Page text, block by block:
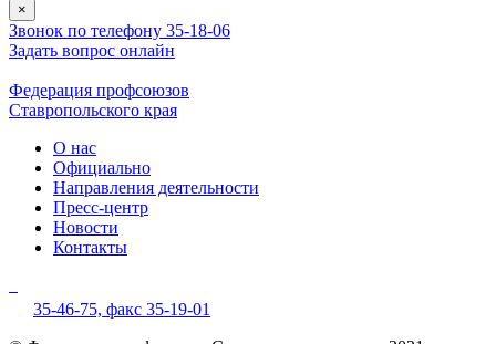
×
Звонок по телефону 35-18-06
Задать вопрос онлайн
Федерация профсоюзов
Ставропольского края
О нас
Официально
Направления деятельности
Пресс-центр
Новости
Контакты
35-46-75, факс 35-19-01